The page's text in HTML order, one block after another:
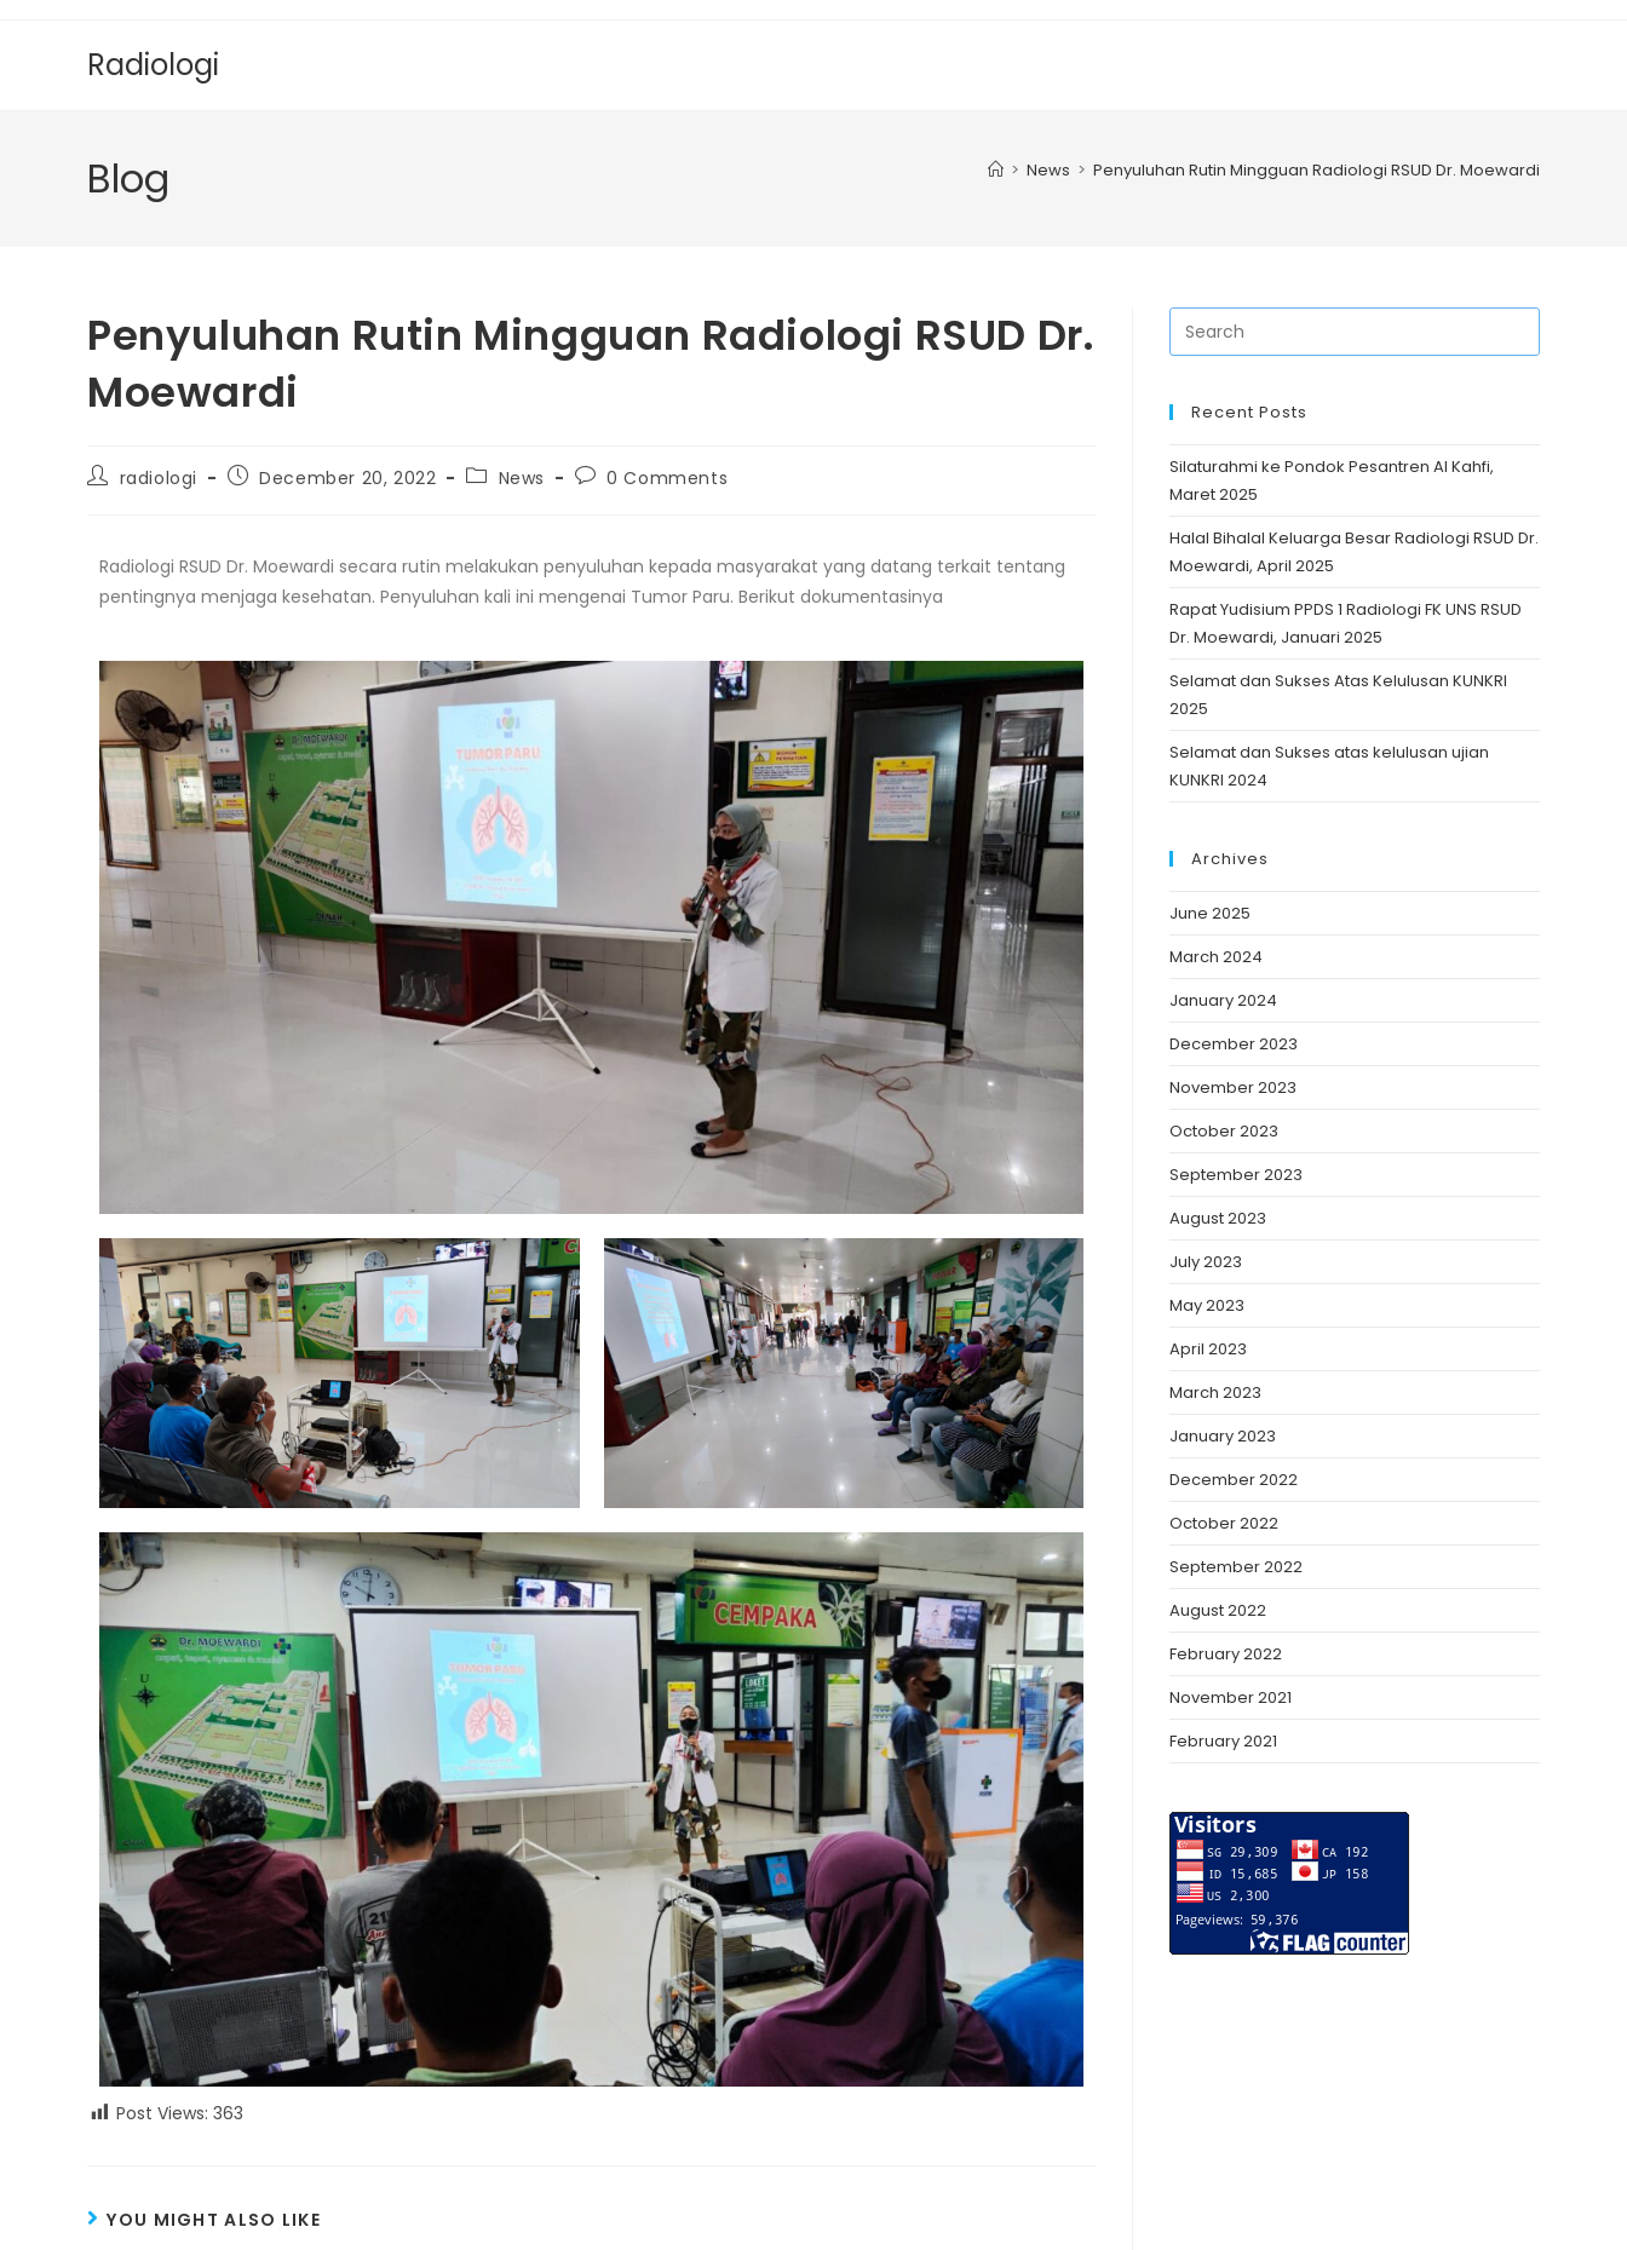
Radiologi
Blog > News > Penyuluhan Rutin Mingguan Radiologi RSUD Dr. Moewardi
Penyuluhan Rutin Mingguan Radiologi RSUD Dr.
Moewardi
radiologi December 20, 2022 News 0 Comments
Radiologi RSUD Dr. Moewardi secara rutin melakukan penyuluhan kepada masyarakat yang datang terkait tentang
pentingnya menjaga kesehatan. Penyuluhan kali ini mengenai Tumor Paru. Berikut dokumentasinya
Post Views: 363
YOU MIGHT ALSO LIKE
Recent Posts
Silaturahmi ke Pondok Pesantren Al Kahfi,
Maret 2025
Halal Bihalal Keluarga Besar Radiologi RSUD Dr.
Moewardi, April 2025
Rapat Yudisium PPDS 1 Radiologi FK UNS RSUD
Dr. Moewardi, Januari 2025
Selamat dan Sukses Atas Kelulusan KUNKRI
2025
Selamat dan Sukses atas kelulusan ujian
KUNKRI 2024
Archives
June 2025
March 2024
January 2024
December 2023
November 2023
October 2023
September 2023
August 2023
July 2023
May 2023
April 2023
March 2023
January 2023
December 2022
October 2022
September 2022
August 2022
February 2022
November 2021
February 2021